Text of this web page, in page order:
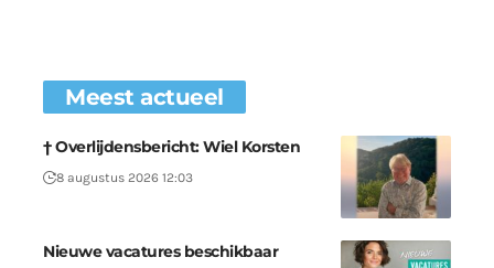
Meest actueel
† Overlijdensbericht: Wiel Korsten
8 augustus 2026 12:03
Nieuwe vacatures beschikbaar